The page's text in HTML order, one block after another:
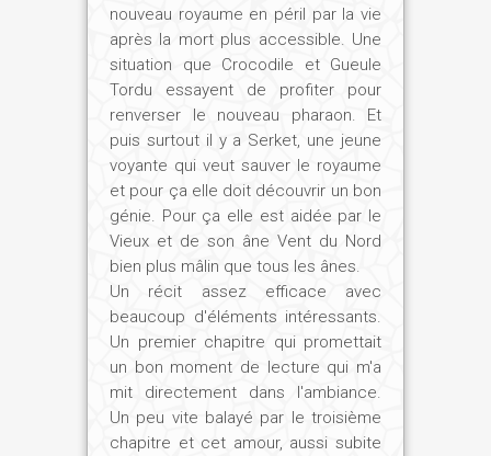
nouveau royaume en péril par la vie
après la mort plus accessible. Une
situation que Crocodile et Gueule
Tordu essayent de profiter pour
renverser le nouveau pharaon. Et
puis surtout il y a Serket, une jeune
voyante qui veut sauver le royaume
et pour ça elle doit découvrir un bon
génie. Pour ça elle est aidée par le
Vieux et de son âne Vent du Nord
bien plus mâlin que tous les ânes.
Un récit assez efficace avec
beaucoup d'éléments intéressants.
Un premier chapitre qui promettait
un bon moment de lecture qui m'a
mit directement dans l'ambiance.
Un peu vite balayé par le troisième
chapitre et cet amour, aussi subite